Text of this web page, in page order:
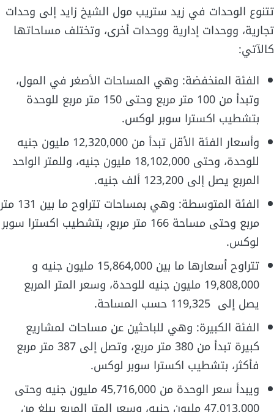
تتنوع الوحدات في زيد ستريب مول الشيخ زايد إلى وحدات
تجارية، ووحدات إدارية ووحدات أخرى، وتختلف مساحاتها
كالآتي:
الفئة المنخفضة: وهي المساحات الأصغر في المول،
وتبدأ من 100 متر مربع وحتى 150 متر مربع للوحدة
بتشطيب اكسترا سوبر لوكس.
وأسعار الفئة الأقل تبدأ من 12,320,000 مليون جنيه
للوحدة، وحتى 18,102,000 مليون جنيه، وللمتر الواحد
المربع يصل إلى 123,200 ألف جنيه.
الفئة المتوسطة: وهي بمساحات تتراوح ما بين 131 متر
مربع وحتى مساحة 166 متر مربع، بتشطيب اكسترا سوبر
لوكس.
تتراوح أسعارها ما بين 15,864,000 مليون جنيه و
19,808,000 مليون جنيه للوحدة، وسعر المتر المربع
يصل إلى 119,325 حسب المساحة.
الفئة الكبيرة: وهي للباحثين عن مساحات لمشاريع
كبيرة تبدأ من 380 متر مربع، وتصل إلى 387 متر مربع
فأكثر، بتشطيب اكسترا سوبر لوكس.
ويبدأ سعر الوحدة من 45,716,000 مليون جنيه وحتى